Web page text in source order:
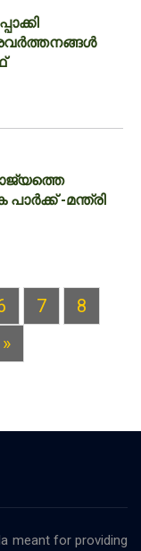
-മന്ത്രി
Page
7 Page
8
meant for providing